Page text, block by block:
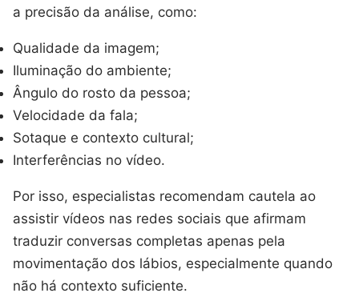
a precisão da análise, como:
Qualidade da imagem;
Iluminação do ambiente;
Ângulo do rosto da pessoa;
Velocidade da fala;
Sotaque e contexto cultural;
Interferências no vídeo.
Por isso, especialistas recomendam cautela ao
assistir vídeos nas redes sociais que afirmam
traduzir conversas completas apenas pela
movimentação dos lábios, especialmente quando
não há contexto suficiente.